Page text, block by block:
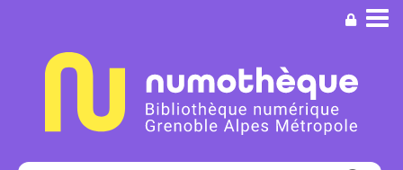
recherche